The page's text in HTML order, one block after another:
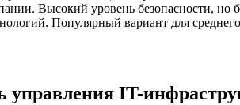
Высокий уровень безопасности, но
Популярный вариант для
управления IT-